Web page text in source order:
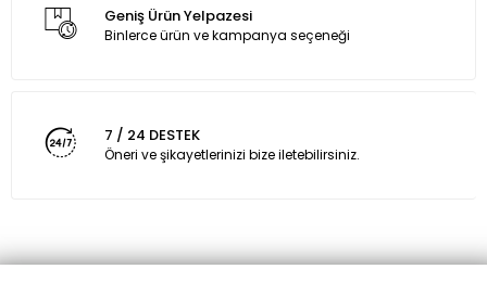
Geniş Ürün Yelpazesi
Binlerce ürün ve kampanya seçeneği
7 / 24 DESTEK
Öneri ve şikayetlerinizi bize iletebilirsiniz.